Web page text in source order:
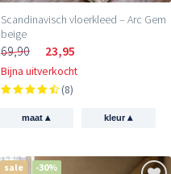
Scandinavisch vloerkleed – Arc Gem
beige
69,90 23,95
Bijna uitverkocht
(8)
maat ▴ kleur▴
sale -30%